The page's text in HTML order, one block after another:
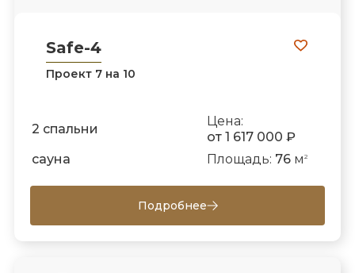
Safe-4
Проект 7 на 10
2 спальни
Цена:
от 1 617 000 ₽
сауна
Площадь: 76м 2
Подробнее